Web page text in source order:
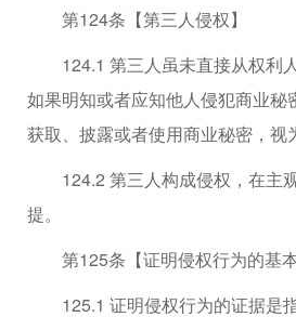
第124条【第三人侵权】
124.1 第三人虽未直接从权利
如果明知或者应知他人侵犯商业秘
获取、披露或者使用商业秘密，视
124.2 第三人构成侵权，在主
提。
第125条【证明侵权行为的基本
125.1 证明侵权行为的证据是指